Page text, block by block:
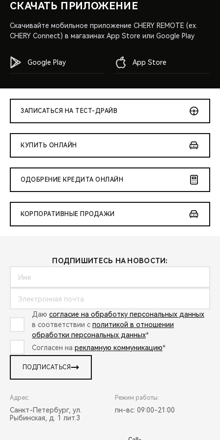
СКАЧАТЬ ПРИЛОЖЕНИЕ
Скачивайте мобильное приложение CHERY REMOTE (ex.
CHERY Connect) в магазинах App Store или Google Play
Google Play App Store
ЗАПИСАТЬСЯ НА ТЕСТ-ДРАЙВ
КУПИТЬ ОНЛАЙН
ОДОБРЕНИЕ КРЕДИТА ОНЛАЙН
КОРПОРАТИВНЫЕ ПРОДАЖИ
ПОДПИШИТЕСЬ НА НОВОСТИ:
Даю согласие на обработку персональных данных
в соответствии с политикой в отношении
обработки персональных данных*
Согласен на рекламную коммуникацию*
ПОДПИСАТЬСЯ
Адрес:
Санкт-Петербург, ул.
Рыбинская, д. 1 лит.3
Режим работы:
пн-вс: 09:00-21:00